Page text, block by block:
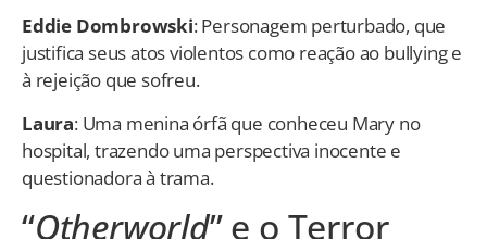
Eddie Dombrowski: Personagem perturbado, que
justifica seus atos violentos como reação ao bullying e
à rejeição que sofreu.
Laura: Uma menina órfã que conheceu Mary no
hospital, trazendo uma perspectiva inocente e
questionadora à trama.
“Otherworld” e o Terror